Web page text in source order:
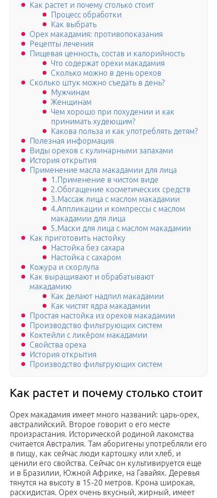
Как растет и почему столько стоит
Процесс обработки
Как выбрать
Орех макадамия: противопоказания
Рецепты лечения
Пищевая ценность, состав и калорийность
Что содержат орехи макадамия
Сколько можно в день орехов
Сколько штук можно съедать в день?
Мужчинам
Женщинам
Чем хорошо при похудении и как
принимать худеющим?
Какова польза и как употреблять детям?
Полезная информация
Виды орехов с кулинарными запахами
История открытия
Применение масла макадамии для лица
1.Применение в чистом виде
2.Обогащение косметических средств
3.Массаж лица с маслом макадамии
4.Аппликации и компрессы с маслом
макадамии для лица
5.Маски для лица с маслом макадамии
Как приготовить настойку
Настойка без сахара
Настойка с сахаром
Кожура и скорлупа
Как выращивают и обрабатывают
макадамию
Как делают надпил макадамии
Как чистят ядра макадамии
Простая настойка из орехов макадамии
Производство фильтрующих систем
Коктейли с ликёром макадамии
Свойства ореха
История открытия
Производство фильтрующих систем
Как растет и почему столько стоит
Орех макадамия имеет много названий: царь-орех,
австралийский. Второе говорит о его месте
произрастания. Исторической родиной лакомства
считается Австралия. Там аборигены употребляли его
в пищу, как сейчас люди картошку или хлеб, и
ценили его свойства. Сейчас он культивируется еще
и в Бразилии, Южной Африке, на Гавайях. Деревья
тянутся на высоту в 15-20 метров. Крона широкая,
раскидистая. Орех очень вкусный, жирный, имеет